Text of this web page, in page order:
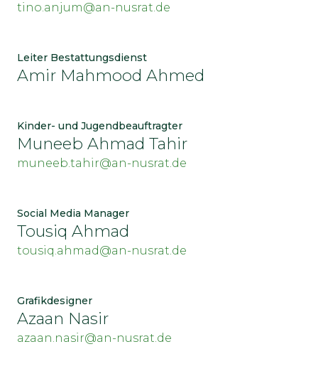
tino.anjum@an-nusrat.de
Leiter Bestattungsdienst
Amir Mahmood Ahmed
Kinder- und Jugendbeauftragter
Muneeb Ahmad Tahir
muneeb.tahir@an-nusrat.de
Social Media Manager
Tousiq Ahmad
tousiq.ahmad@an-nusrat.de
Grafikdesigner
Azaan Nasir
azaan.nasir@an-nusrat.de